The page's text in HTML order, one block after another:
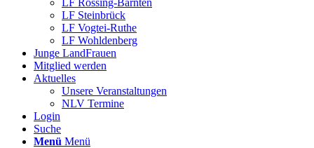
LF Rössing-Barnten
LF Steinbrück
LF Vogtei-Ruthe
LF Wohldenberg
Junge LandFrauen
Mitglied werden
Aktuelles
Unsere Veranstaltungen
NLV Termine
Login
Suche
Menü Menü